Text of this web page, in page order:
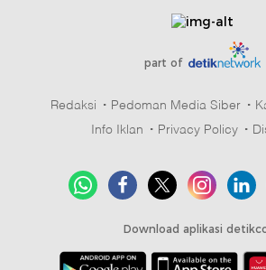
part of
Redaksi Pedoman Media Siber
Info Iklan
Privacy Policy
Download aplikasi